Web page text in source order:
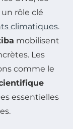
rôle clé
climatiques.
mobilisent
Les
comme le
essentielles